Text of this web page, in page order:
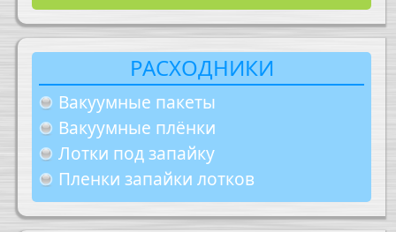
РАСХОДНИКИ
Вакуумные пакеты
Вакуумные плёнки
Лотки под запайку
Пленки запайки лотков